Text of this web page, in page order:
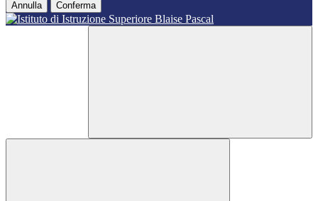
Annulla Conferma